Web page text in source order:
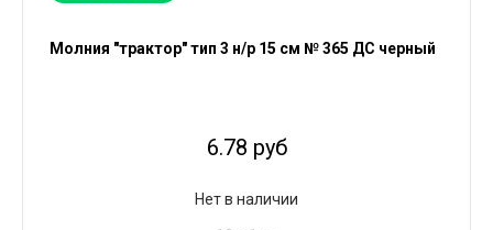
Молния "трактор" тип 3 н/р 15 см № 365 ДС черный
6.78 руб
Нет в наличии